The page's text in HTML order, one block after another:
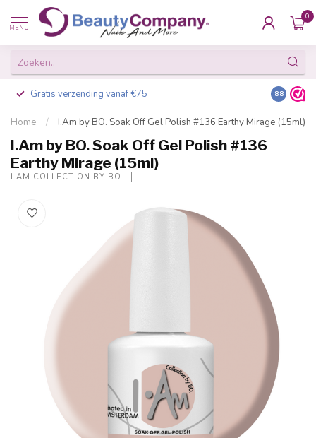
MENU
0
Gratis verzending vanaf €75 Besteld
8.8
Home / I.Am by BO. Soak Off Gel Polish #136 Earthy Mirage (15ml)
I.Am by BO. Soak Off Gel Polish #136
Earthy Mirage (15ml)
I.AM COLLECTION BY BO.